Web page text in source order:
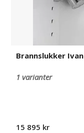
Brannslukker Ivan
1 varianter
15 895 kr